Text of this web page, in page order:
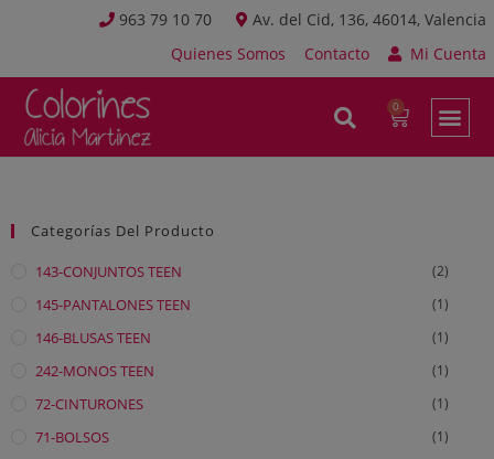
963 79 10 70
Av. del Cid, 136, 46014, Valencia
Quienes Somos
Contacto Mi Cuenta
Categorías Del Producto
143-CONJUNTOS TEEN (2)
145-PANTALONES TEEN (1)
146-BLUSAS TEEN (1)
242-MONOS TEEN (1)
72-CINTURONES (1)
71-BOLSOS (1)